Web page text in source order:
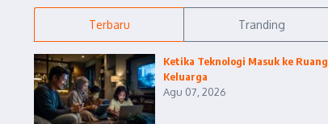
Terbaru Tranding
Ketika Teknologi Masuk ke Ruang
Keluarga
Agu 07, 2026